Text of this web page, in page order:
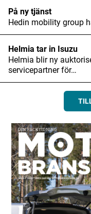
På ny tjänst
Hedin mobility group
Helmia tar in Isuzu
Helmia blir ny
servicepartner för…